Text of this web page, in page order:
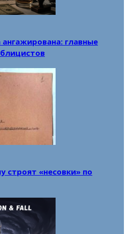
главные
строят «несовки» по